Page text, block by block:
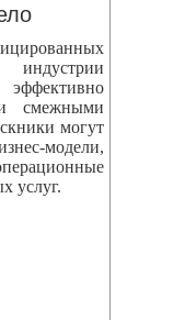
эффективно
смежными
могут
услуг.